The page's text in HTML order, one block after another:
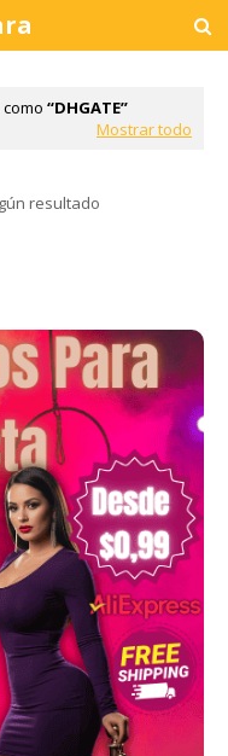
DHGATE
Mostrar todo
resultado